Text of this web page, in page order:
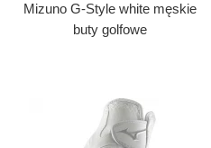
Mizuno G-Style white męskie
buty golfowe